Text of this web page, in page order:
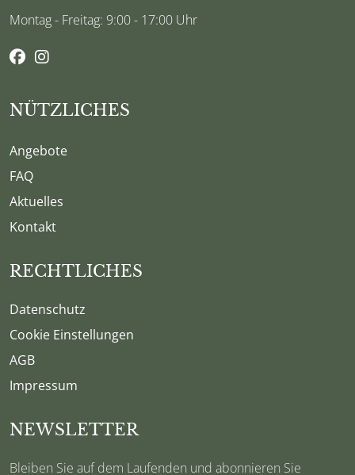
Montag - Freitag: 9:00 - 17:00 Uhr
NÜTZLICHES
Angebote
FAQ
Aktuelles
Kontakt
RECHTLICHES
Datenschutz
Cookie Einstellungen
AGB
Impressum
NEWSLETTER
Bleiben Sie auf dem Laufenden und abonnieren Sie